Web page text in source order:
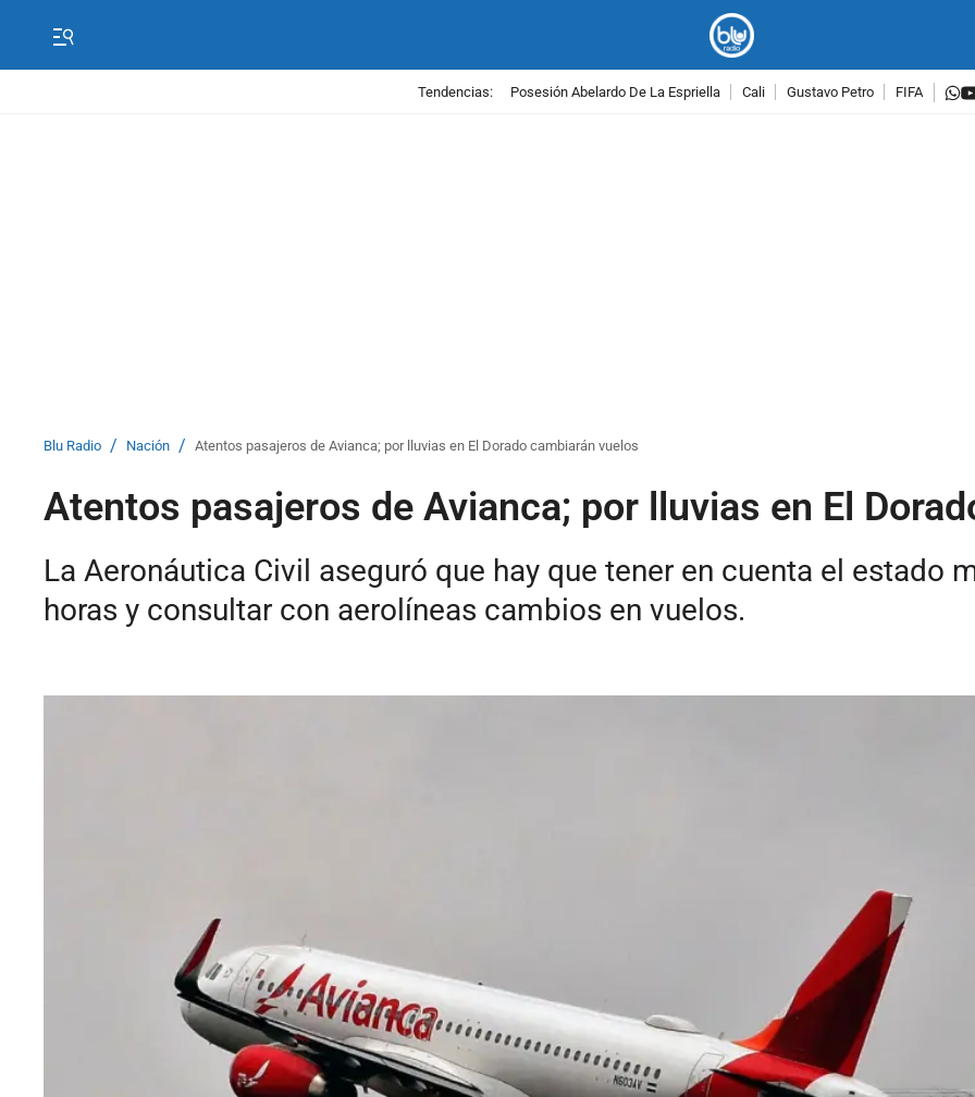
Tendencias: Posesión Abelardo De La Espriella Cali Gustavo Petro FIFA
Blu Radio / Nación / Atentos pasajeros de Avianca; por lluvias en El Dorado cambiarán vuelos
Atentos pasajeros de Avianca; por lluvias en El
La Aeronáutica Civil aseguró que hay que tener en cuenta el estado
horas y consultar con aerolíneas cambios en vuelos.